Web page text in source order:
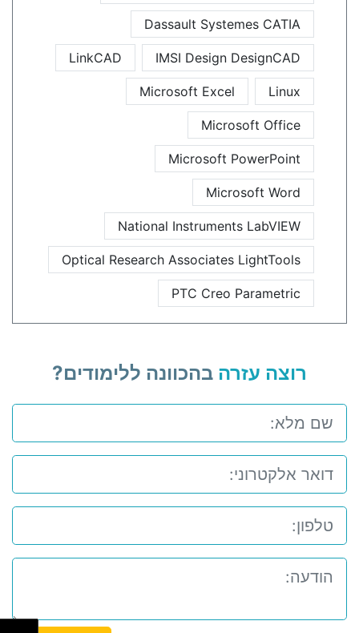
Dassault Systemes CATIA
IMSI Design DesignCAD
LinkCAD
Linux
Microsoft Excel
Microsoft Office
Microsoft PowerPoint
Microsoft Word
National Instruments LabVIEW
Optical Research Associates LightTools
PTC Creo Parametric
רוצה עזרה בהכוונה ללימודים?